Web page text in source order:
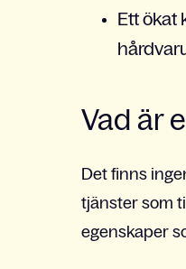
Ett ökat
Vad är
Det finns
tjänster som
egenskaper